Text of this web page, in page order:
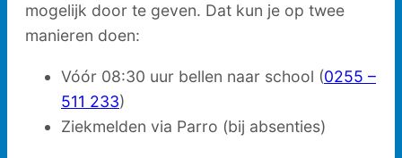
mogelijk door te geven. Dat kun je op twee
manieren doen:
Vóór 08:30 uur bellen naar school (0255 –
511 233)
Ziekmelden via Parro (bij absenties)
Opvang
Praktische
informatie